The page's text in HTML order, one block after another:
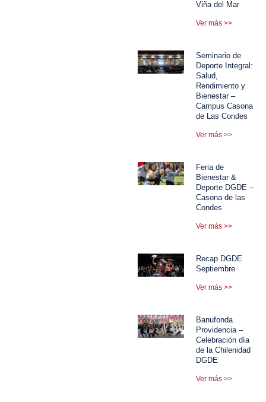
Viña del Mar
Ver más >>
Seminario de
Deporte Integral:
Salud,
Rendimiento y
Bienestar –
Campus Casona
de Las Condes
Ver más >>
Feria de
Bienestar &
Deporte DGDE –
Casona de las
Condes
Ver más >>
Recap DGDE
Septiembre
Ver más >>
Banufonda
Providencia –
Celebración día
de la Chilenidad
DGDE
Ver más >>